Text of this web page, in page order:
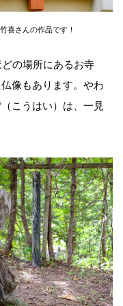
喜さんの作品です！
どの場所にあるお寺
像もあります。やわ
こうはい）は、一見